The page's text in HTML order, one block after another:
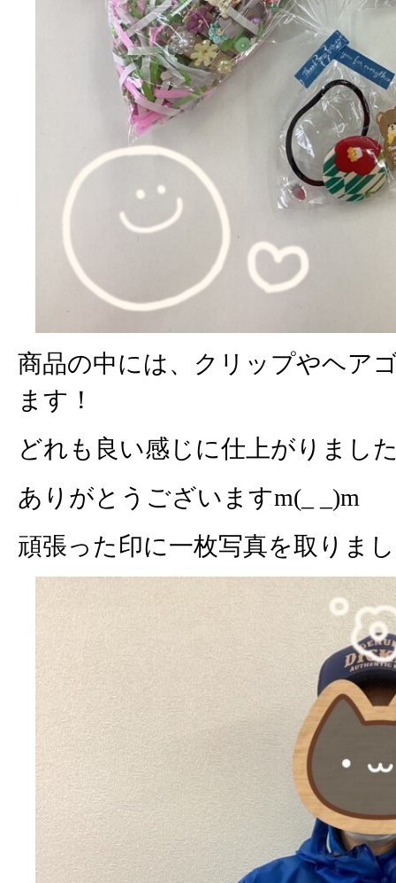
商品の中には、クリップやヘア
ます！
どれも良い感じに仕上がりまし
ありがとうございますm(_ _)m
頑張った印に一枚写真を取りま